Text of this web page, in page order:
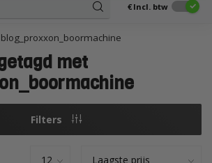
€ Incl. btw
blog_proxxon_boormachine
met
Filters